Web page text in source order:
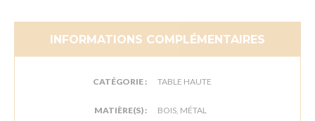
INFORMATIONS COMPLÉMENTAIRES
CATÉGORIE : TABLE HAUTE
MATIÈRE(S) : BOIS, MÉTAL